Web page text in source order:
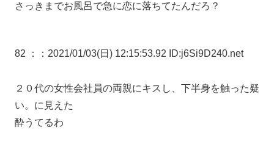
さっきまでお風呂で急に恋に落ちてたんだろ？
82 ： ：2021/01/03(日) 12:15:53.92 ID:j6Si9D240.net
２０代の女性会社員の両親にキスし、下半身を触った疑
い。に見えた
酔うてるわ